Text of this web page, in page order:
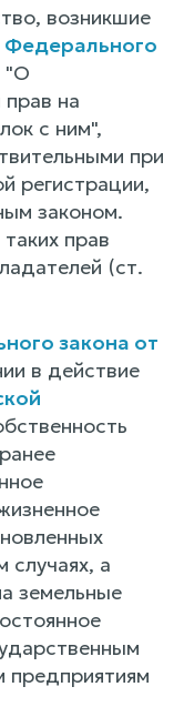
возникшие
Федерального
"О
прав на
с ним",
при
регистрации,
законом.
прав
(ст.
закона от
в действие
случаях, а
земельные
предприятиям